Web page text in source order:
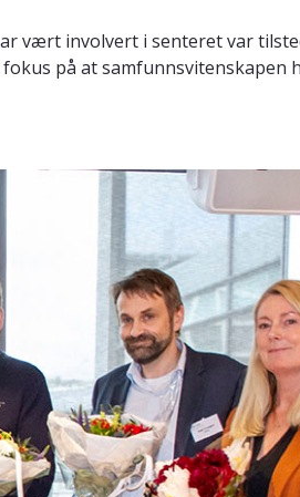
vært involvert i senteret var
på at samfunnsvitenskapen